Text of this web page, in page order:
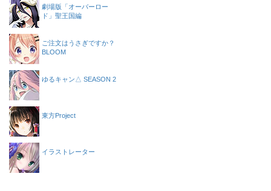
劇場版「オーバーロー
ド」聖王国編
ご注文はうさぎですか？
BLOOM
ゆるキャン△ SEASON 2
東方Project
イラストレーター